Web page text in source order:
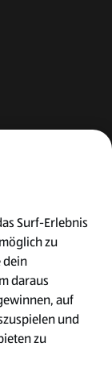
Surf-Erlebnis
zu
dein
daraus
auf
und
zu